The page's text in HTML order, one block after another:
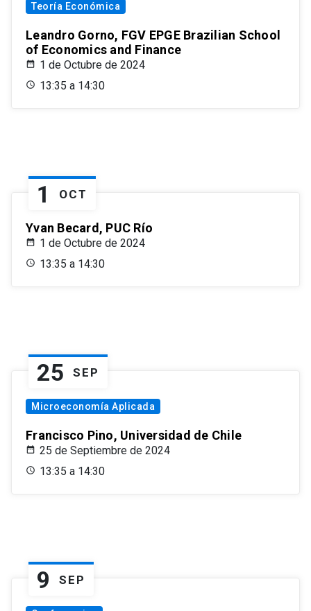
Teoría Económica
Leandro Gorno, FGV EPGE Brazilian School
of Economics and Finance
1 de Octubre de 2024
13:35 a 14:30
1 OCT
Yvan Becard, PUC Río
1 de Octubre de 2024
13:35 a 14:30
25 SEP
Microeconomía Aplicada
Francisco Pino, Universidad de Chile
25 de Septiembre de 2024
13:35 a 14:30
9 SEP